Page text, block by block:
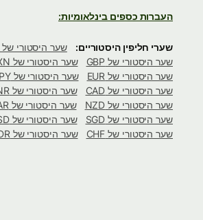
העברות כספים בינלאומיות:
שערי חליפין היסטוריים:
שער היסטורי של AUD
שער היסטורי של GBP
שער היסטורי של MXN
שער היסטורי של EUR
שער היסטורי של JPY
שער היסטורי של CAD
שער היסטורי של INR
שער היסטורי של NZD
שער היסטורי של ZAR
שער היסטורי של SGD
שער היסטורי של USD
שער היסטורי של CHF
שער היסטורי של IDR